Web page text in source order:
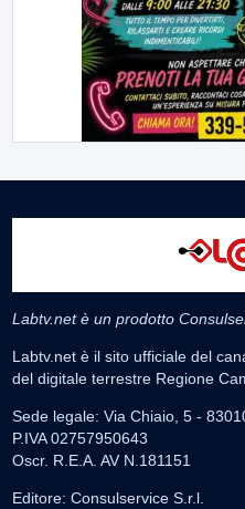
Labtv.net è un prodotto
Labtv.net è il sito ufficiale del
del digitale terrestre Regione
Sede legale: Via Chiaio, 5 -
P.IVA 02757950643
Oscr. R.E.A. AV N.181151
Editore: Consulservice S.r.l.